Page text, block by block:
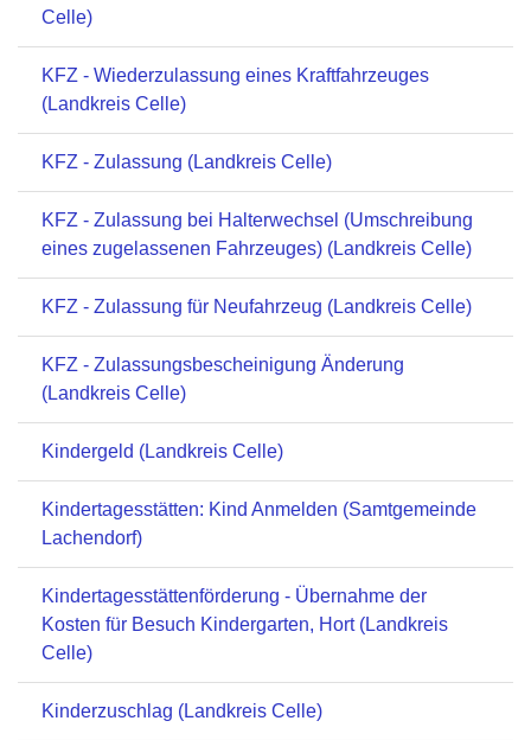
Celle)
KFZ - Wiederzulassung eines Kraftfahrzeuges
(Landkreis Celle)
KFZ - Zulassung (Landkreis Celle)
KFZ - Zulassung bei Halterwechsel (Umschreibung
eines zugelassenen Fahrzeuges) (Landkreis Celle)
KFZ - Zulassung für Neufahrzeug (Landkreis Celle)
KFZ - Zulassungsbescheinigung Änderung
(Landkreis Celle)
Kindergeld (Landkreis Celle)
Kindertagesstätten: Kind Anmelden (Samtgemeinde
Lachendorf)
Kindertagesstättenförderung - Übernahme der
Kosten für Besuch Kindergarten, Hort (Landkreis
Celle)
Kinderzuschlag (Landkreis Celle)